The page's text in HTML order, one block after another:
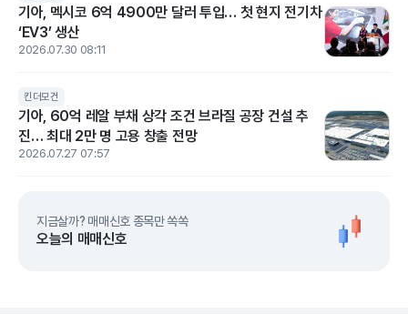
기아, 멕시코 6억 4900만 달러 투입… 첫 현지 전기차
‘EV3’ 생산
2026.07.30 08:11
킨더모건
기아, 60억 레알 부채 상각 조건 브라질 공장 건설 추
진… 최대 2만 명 고용 창출 전망
2026.07.27 07:57
지금살까? 매매신호 종목만 쏙쏙
오늘의 매매신호